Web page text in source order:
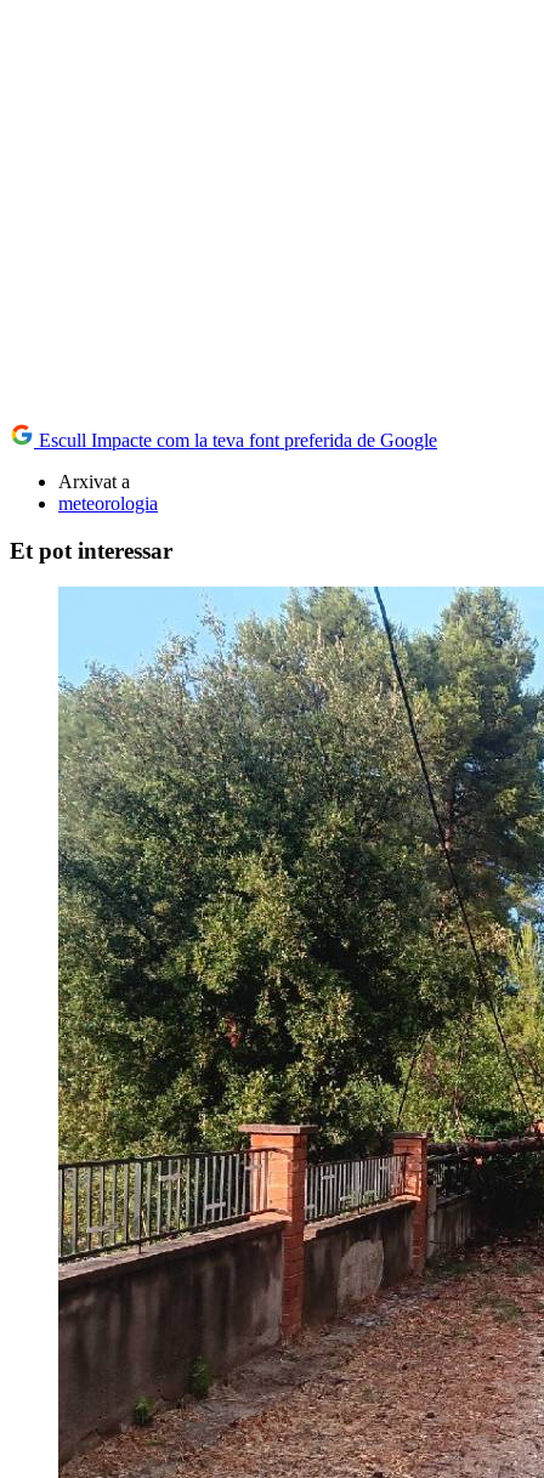
Escull Impacte com la teva font preferida de Google
Arxivat a
meteorologia
Et pot interessar